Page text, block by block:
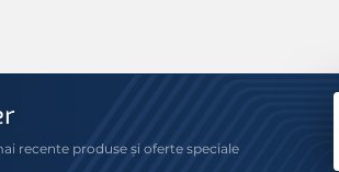
recente produse și oferte speciale